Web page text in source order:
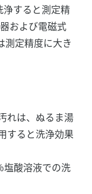
浄すると測定精
および電磁式
測定精度に大き
れは、ぬるま湯
すると洗浄効果
塩酸溶液での洗